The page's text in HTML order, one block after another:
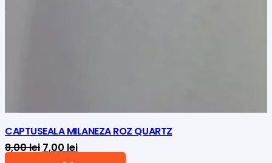
CAPTUSEALA MILANEZA ROZ QUARTZ
8,00lei Prețul
7,00 leiPrețul